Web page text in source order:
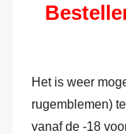
Het is weer
rugemblemen)
vanaf de -18